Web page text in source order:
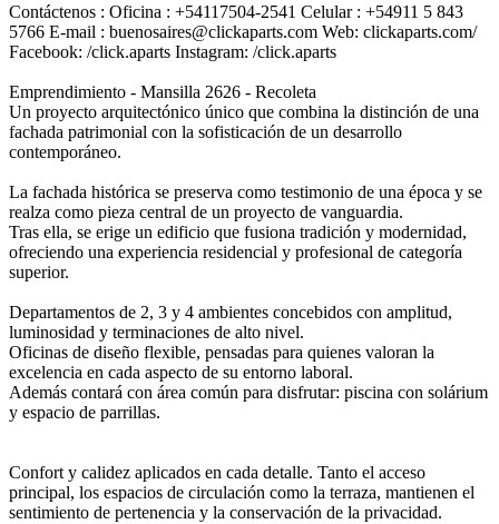
Contáctenos : Oficina : +54117504-2541 Celular : +54911 5 843
5766 E-mail : buenosaires@clickaparts.com Web: clickaparts.com/
Facebook: /click.aparts Instagram: /click.aparts
Emprendimiento - Mansilla 2626 - Recoleta
Un proyecto arquitectónico único que combina la distinción de una
fachada patrimonial con la sofisticación de un desarrollo
contemporáneo.
La fachada histórica se preserva como testimonio de una época y se
realza como pieza central de un proyecto de vanguardia.
Tras ella, se erige un edificio que fusiona tradición y modernidad,
ofreciendo una experiencia residencial y profesional de categoría
superior.
Departamentos de 2, 3 y 4 ambientes concebidos con amplitud,
luminosidad y terminaciones de alto nivel.
Oficinas de diseño flexible, pensadas para quienes valoran la
excelencia en cada aspecto de su entorno laboral.
Además contará con área común para disfrutar: piscina con solárium
y espacio de parrillas.
Confort y calidez aplicados en cada detalle. Tanto el acceso
principal, los espacios de circulación como la terraza, mantienen el
sentimiento de pertenencia y la conservación de la privacidad.